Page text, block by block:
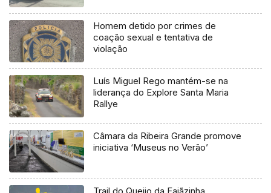
Homem detido por crimes de
coação sexual e tentativa de
violação
Luís Miguel Rego mantém-se na
liderança do Explore Santa Maria
Rallye
Câmara da Ribeira Grande promove
iniciativa ‘Museus no Verão’